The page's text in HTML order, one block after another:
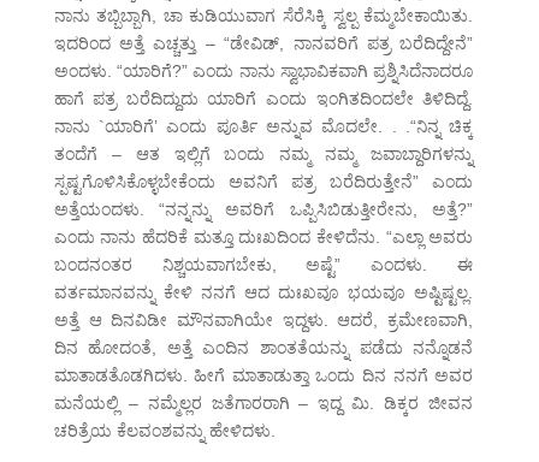
ನಾನು ತಬ್ಬಿಬ್ಬಾಗಿ, ಚಾ ಕುಡಿಯುವಾಗ ಸೆರೆಸಿಕ್ಕಿ ಸ್ವಲ್ಪ ಕೆಮ್ಮಬೇಕಾಯಿತು.
ಇದರಿಂದ ಅತ್ತೆ ಎಚ್ಚತ್ತು – “ಡೇವಿಡ್, ನಾನವರಿಗೆ ಪತ್ರ ಬರೆದಿದ್ದೇನೆ”
ಅಂದಳು. “ಯಾರಿಗೆ?” ಎಂದು ನಾನು ಸ್ವಾಭಾವಿಕವಾಗಿ ಪ್ರಶ್ನಿಸಿದೆನಾದರೂ
ಹಾಗೆ ಪತ್ರ ಬರೆದಿದ್ದುದು ಯಾರಿಗೆ ಎಂದು ಇಂಗಿತದಿಂದಲೇ ತಿಳಿದಿದ್ದೆ.
ನಾನು `ಯಾರಿಗೆ’ ಎಂದು ಪೂರ್ತಿ ಅನ್ನುವ ಮೊದಲೇ. . .“ನಿನ್ನ ಚಿಕ್ಕ
ತಂದೆಗೆ – ಆತ ಇಲ್ಲಿಗೆ ಬಂದು ನಮ್ಮ ನಮ್ಮ ಜವಾಬ್ದಾರಿಗಳನ್ನು
ಸ್ಪಷ್ಟಗೊಳಿಸಿಕೊಳ್ಳಬೇಕೆಂದು ಅವನಿಗೆ ಪತ್ರ ಬರೆದಿರುತ್ತೇನೆ” ಎಂದು
ಅತ್ತೆಯಂದಳು. “ನನ್ನನ್ನು ಅವರಿಗೆ ಒಪ್ಪಿಸಿಬಿಡುತ್ತೀರೇನು, ಅತ್ತೆ?”
ಎಂದು ನಾನು ಹೆದರಿಕೆ ಮತ್ತೂ ದುಃಖದಿಂದ ಕೇಳಿದೆನು. “ಎಲ್ಲಾ ಅವರು
ಬಂದನಂತರ ನಿಶ್ಚಯವಾಗಬೇಕು, ಅಷ್ಟೆ” ಎಂದಳು. ಈ
ವರ್ತಮಾನವನ್ನು ಕೇಳಿ ನನಗೆ ಆದ ದುಃಖವೂ ಭಯವೂ ಅಷ್ಟಿಷ್ಟಲ್ಲ.
ಅತ್ತೆ ಆ ದಿನವಿಡೀ ಮೌನವಾಗಿಯೇ ಇದ್ದಳು. ಆದರೆ, ಕ್ರಮೇಣವಾಗಿ,
ದಿನ ಹೋದಂತೆ, ಅತ್ತೆ ಎಂದಿನ ಶಾಂತತೆಯನ್ನು ಪಡೆದು ನನ್ನೊಡನೆ
ಮಾತಾಡತೊಡಗಿದಳು. ಹೀಗೆ ಮಾತಾಡುತ್ತಾ ಒಂದು ದಿನ ನನಗೆ ಅವರ
ಮನೆಯಲ್ಲಿ – ನಮ್ಮೆಲ್ಲರ ಜತೆಗಾರರಾಗಿ – ಇದ್ದ ಮಿ. ಡಿಕ್ಕರ ಜೀವನ
ಚರಿತ್ರೆಯ ಕೆಲವಂಶವನ್ನು ಹೇಳಿದಳು.